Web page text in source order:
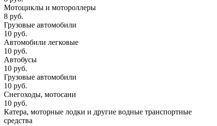
Мотоциклы и мотороллеры
8 руб.
Грузовые автомобили
10 руб.
Автомобили легковые
10 руб.
Автобусы
10 руб.
Грузовые автомобили
10 руб.
Снегоходы, мотосани
10 руб.
Катера, моторные лодки и другие водные транспортные
средства